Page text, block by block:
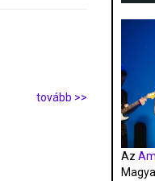
tovább >>
Az